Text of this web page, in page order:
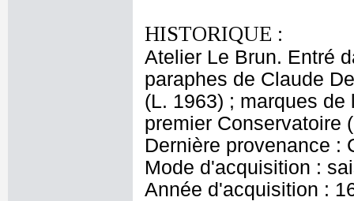
HISTORIQUE :
Atelier Le Brun. Entré
paraphes de Claude
(L. 1963) ; marques
premier Conservatoire
Dernière provenance :
Mode d'acquisition :
Année d'acquisition :